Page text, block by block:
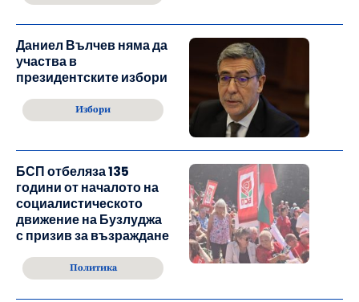
Даниел Вълчев няма да
участва в
президентските избори
Избори
БСП отбеляза 135
години от началото на
социалистическото
движение на Бузлуджа
с призив за възраждане
Политика